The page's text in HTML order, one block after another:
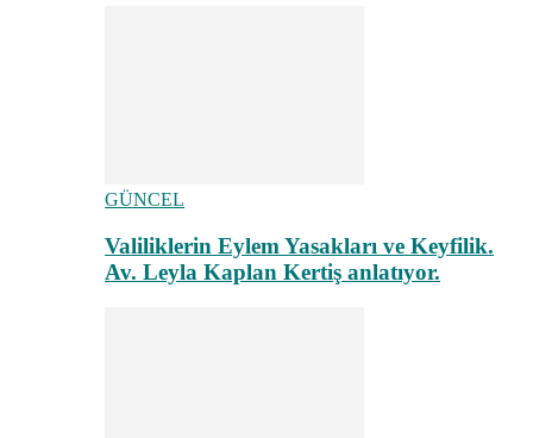
GÜNCEL
Valiliklerin Eylem Yasakları ve Keyfilik.
Av. Leyla Kaplan Kertiş anlatıyor.